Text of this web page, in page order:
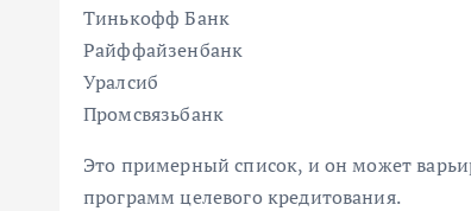
Тинькофф Банк
Райффайзенбанк
Уралсиб
Промсвязьбанк
Это примерный список, и он может
программ целевого кредитования.